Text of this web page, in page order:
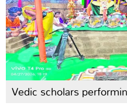
Vedic scholars